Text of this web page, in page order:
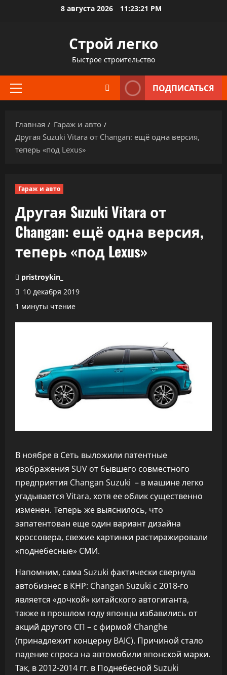
8 августа 2026 11:23:22 PM
Строй легко
Быстрое строительство
Основное
ПОДПИСАТЬСЯ
Главная
Гараж и авто
Другая Suzuki Vitara от Changan: ещё одна версия,
теперь «под Lexus»
Гараж и авто
Другая Suzuki Vitara от
Changan: ещё одна версия,
теперь «под Lexus»
pristroykin_
10 декабря 2019
1 минуты чтение
В ноябре в Сеть выложили патентные
изображения SUV от бывшего совместного
предприятия Changan Suzuki – в машине легко
угадывается Vitara, хотя ее облик существенно
изменен. Теперь же выяснилось, что
запатентован еще один вариант дизайна
кроссовера, свежие картинки растиражировали
«поднебесные» СМИ.
Напомним, сама Suzuki фактически свернула
автобизнес в КНР: Changan Suzuki с 2018-го
является «дочкой» китайского автогиганта,
также в прошлом году японцы избавились от
акций другого СП – с фирмой Changhe
(принадлежит концерну BAIC). Причиной стало
падение спроса на автомобили японской марки.
Так, в 2012-2014 гг. в Поднебесной Suzuki